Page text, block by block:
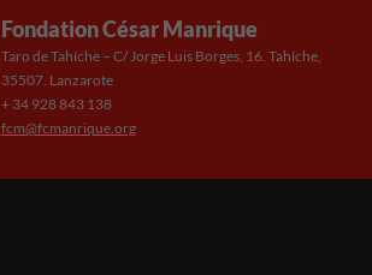
Fondation César Manrique
Taro de Tahíche – C/ Jorge Luis Borges, 16. Tahíche,
35507. Lanzarote
+ 34 928 843 138
fcm@fcmanrique.org
Estas